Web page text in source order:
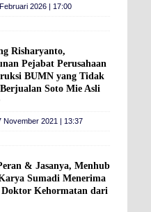
2026 | 17:00
Risharyanto,
Pejabat Perusahaan
BUMN yang Tidak
Soto Mie Asli
November 2021 | 13:37
& Jasanya, Menhub
Sumadi Menerima
Kehormatan dari